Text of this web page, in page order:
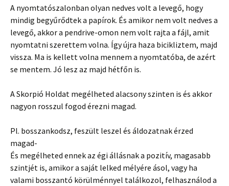
A nyomtatószalonban olyan nedves volt a levegő, hogy
mindig begyűrődtek a papírok. És amikor nem volt nedves a
levegő, akkor a pendrive-omon nem volt rajta a fájl, amit
nyomtatni szerettem volna. Így újra haza bicikliztem, majd
vissza. Ma is kellett volna mennem a nyomtatóba, de azért
se mentem. Jó lesz az majd hétfőn is.
A Skorpió Holdat megélheted alacsony szinten is és akkor
nagyon rosszul fogod érezni magad.
Pl. bosszankodsz, feszült leszel és áldozatnak érzed
magad-
És megélheted ennek az égi állásnak a pozitív, magasabb
szintjét is, amikor a saját lelked mélyére ásol, vagy ha
valami bosszantó körülménnyel találkozol, felhasználod a